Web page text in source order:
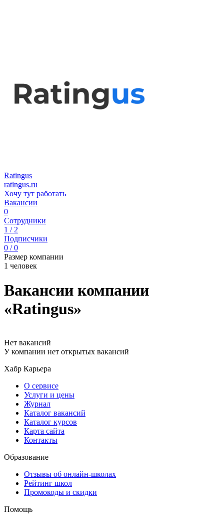
Ratingus
ratingus.ru
Хочу тут работать
Вакансии
0
Сотрудники
1 / 2
Подписчики
0 / 0
Размер компании
1 человек
Вакансии компании
«Ratingus»
Нет вакансий
У компании нет открытых вакансий
Хабр Карьера
О сервисе
Услуги и цены
Журнал
Каталог вакансий
Каталог курсов
Карта сайта
Контакты
Образование
Отзывы об онлайн-школах
Рейтинг школ
Промокоды и скидки
Помощь